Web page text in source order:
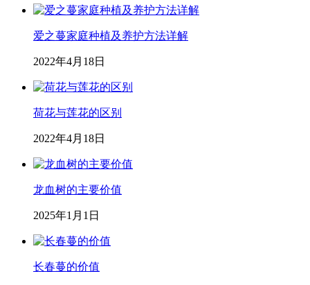
爱之蔓家庭种植及养护方法详解
2022年4月18日
荷花与莲花的区别
2022年4月18日
龙血树的主要价值
2025年1月1日
长春蔓的价值